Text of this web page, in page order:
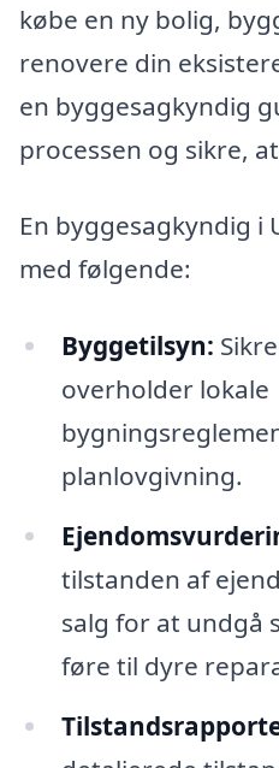
købe en ny bolig,
renovere din
en byggesagkyndig
processen og sikre,
En byggesagkyndig i
med følgende:
Byggetilsyn:
overholder lokale
planlovgivning.
tilstanden af
salg for at undgå
føre til dyre